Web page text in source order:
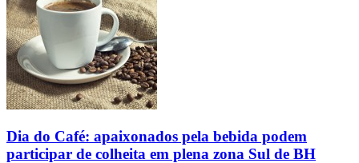
Dia do Café: apaixonados pela bebida podem
participar de colheita em plena zona Sul de BH